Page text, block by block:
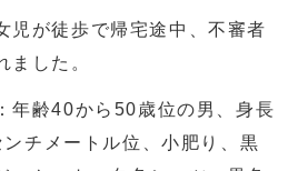
児が徒歩で帰宅途中、不審者
ました。
年齢40から50歳位の男、身長
チメートル位、小肥り、黒